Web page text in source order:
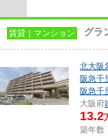
賃貸｜マンション グラ
北大阪
阪急千
阪急千
大阪府
13.2
築年数